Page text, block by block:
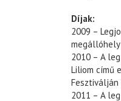
Díjak:
2009 –
2010 – A
Liliom című
Fesztiválján
2011 – A